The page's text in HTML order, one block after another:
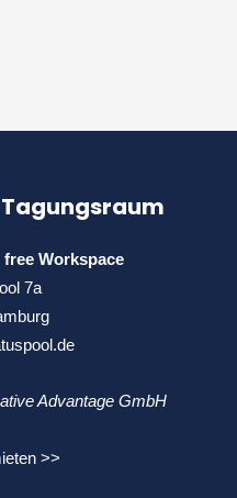
Workspace
7a
Advantage GmbH
>>